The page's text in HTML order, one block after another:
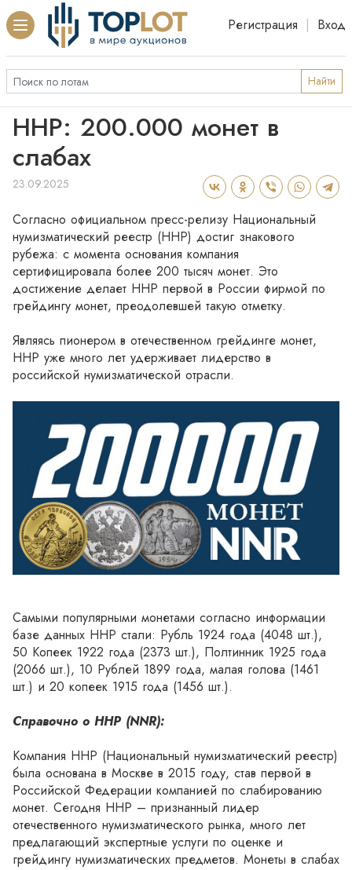
Регистрация | Вход
Найти
ННР: 200.000 монет в
слабах
23.09.2025
Согласно официальном пресс-релизу Национальный
нумизматический реестр (ННР) достиг знакового
рубежа: с момента основания компания
сертифицировала более 200 тысяч монет. Это
достижение делает ННР первой в России фирмой по
грейдингу монет, преодолевшей такую отметку.
Являясь пионером в отечественном грейдинге монет,
ННР уже много лет удерживает лидерство в
российской нумизматической отрасли.
Самыми популярными монетами согласно информации
базе данных ННР стали: Рубль 1924 года (4048 шт.),
50 Копеек 1922 года (2373 шт.), Полтинник 1925 года
(2066 шт.), 10 Рублей 1899 года, малая голова (1461
шт.) и 20 копеек 1915 года (1456 шт.).
Справочно о ННР (NNR):
Компания ННР (Национальный нумизматический реестр)
была основана в Москве в 2015 году, став первой в
Российской Федерации компанией по слабированию
монет. Сегодня ННР – признанный лидер
отечественного нумизматического рынка, много лет
предлагающий экспертные услуги по оценке и
грейдингу нумизматических предметов. Монеты в слабах